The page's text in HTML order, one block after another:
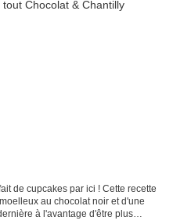
de cupcakes par ici ! Cette recette
au chocolat noir et d'une
à l'avantage d'être plus